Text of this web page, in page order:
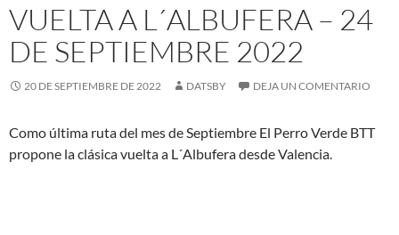
VUELTA A L´ALBUFERA – 24
DE SEPTIEMBRE 2022
20 DE SEPTIEMBRE DE 2022 DATSBY DEJA UN COMENTARIO
Como última ruta del mes de Septiembre El Perro Verde BTT
propone la clásica vuelta a L´Albufera desde Valencia.